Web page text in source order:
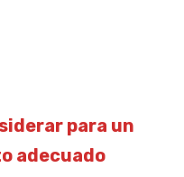
para un
adecuado